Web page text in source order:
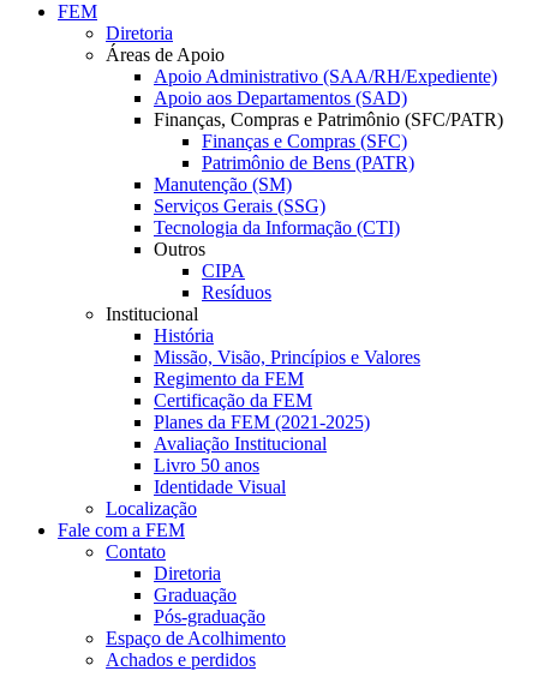
FEM
Diretoria
Áreas de Apoio
Apoio Administrativo (SAA/RH/Expediente)
Apoio aos Departamentos (SAD)
Finanças, Compras e Patrimônio (SFC/PATR)
Finanças e Compras (SFC)
Patrimônio de Bens (PATR)
Manutenção (SM)
Serviços Gerais (SSG)
Tecnologia da Informação (CTI)
Outros
CIPA
Resíduos
Institucional
História
Missão, Visão, Princípios e Valores
Regimento da FEM
Certificação da FEM
Planes da FEM (2021-2025)
Avaliação Institucional
Livro 50 anos
Identidade Visual
Localização
Fale com a FEM
Contato
Diretoria
Graduação
Pós-graduação
Espaço de Acolhimento
Achados e perdidos